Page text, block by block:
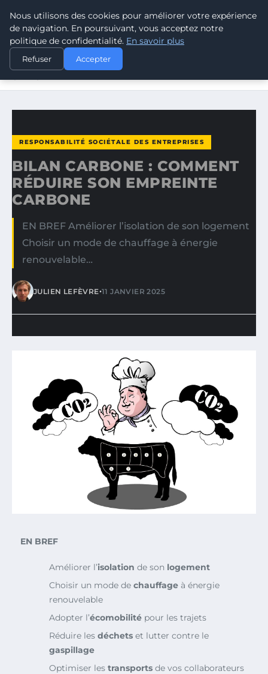
CLIMATE RESPONSE BLOG
ACCUEIL
RESPONSABILITÉ SOCIÉTALE DES ENTREPRISES
BILAN CARBONE : COMMENT RÉDUIRE SON EMPREINTE
RESPONSABILITÉ SOCIÉTALE DES ENTREPRISES
BILAN CARBONE : COMMENT
RÉDUIRE SON EMPREINTE
CARBONE
EN BREF Améliorer l’isolation de son logement
Choisir un mode de chauffage à énergie
renouvelable…
JULIEN LEFÈVRE•11 JANVIER 2025
EN BREF
Améliorer l’isolation de son logement
Choisir un mode de chauffage à énergie
renouvelable
Adopter l’écomobilité pour les trajets
Réduire les déchets et lutter contre le
gaspillage
Optimiser les transports de vos collaborateurs
Nous utilisons des cookies pour améliorer votre expérience
de navigation. En poursuivant, vous acceptez notre
politique de confidentialité. En savoir plus
Refuser Accepter